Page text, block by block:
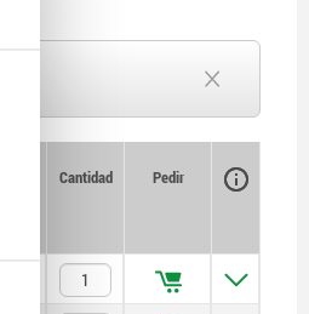
Cantidad Pedir